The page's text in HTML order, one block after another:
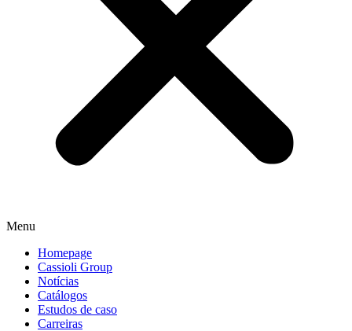
Menu
Homepage
Cassioli Group
Notícias
Catálogos
Estudos de caso
Carreiras